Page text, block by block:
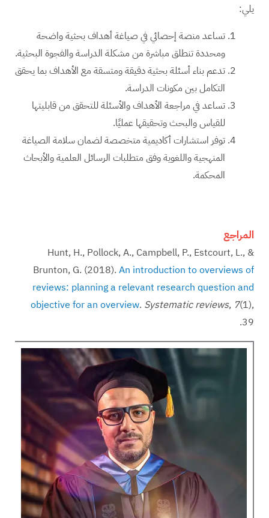
يلي:
تساعد منصة إحصائي في صياغة أهداف بحثية واضحة
ومحددة تنطلق مباشرة من مشكلة الدراسة والفجوة البحثية.
تدعم بناء أسئلة بحثية دقيقة ومتسقة مع الأهداف بما يحقق
التكامل بين مكونات الدراسة.
تساعد في مراجعة الأهداف والأسئلة للتحقق من قابليتها
للقياس والبحث وتحقيقها عمليًا.
توفر استشارات أكاديمية متخصصة لضمان سلامة الصياغة
المنهجية واللغوية وفق متطلبات الرسائل العلمية والأبحاث
المحكمة.
المراجع
Hunt, H., Pollock, A., Campbell, P., Estcourt, L., &
Brunton, G. (2018). An introduction to overviews of
reviews: planning a relevant research question and
objective for an overview. Systematic reviews, 7(1),
39.‏